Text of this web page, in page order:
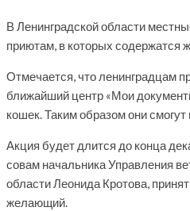
В Ленинградской области
приютам, в которых содержатся
Отмечается, что ленинградцам
ближайший центр «Мои
кошек. Таким образом они
Акция будет длится до конца
совам начальника Управления
области Леонида Кротова,
желающий.